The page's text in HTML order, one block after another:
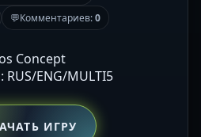
💬Комментариев:0
Concept
: RUS/ENG/MULTI5
ИГРУ